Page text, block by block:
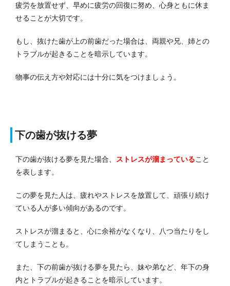
疲労を放置せず、早めに疲労の回復に努め、心身ともに休ま
せることが大切です。
もし、抜けた歯が上の前歯だった場合は、両親や兄、姉との
トラブルが起きることを暗示しています。
物事の伝え方や対応には十分に気をつけましょう。
下の歯が抜ける夢
下の歯が抜ける夢を見た場合、 ストレスが溜まっていること
を表します。
この夢を見た人は、疲れやストレスを放置して、頑張り続け
ている人が多い傾向があるのです。
ストレスが溜まると、心に余裕がなくなり、八つ当たりをし
てしまうことも。
また、下の前歯が抜ける夢を見たら、妹や弟など、年下の身
内とトラブルが起きることを暗示しています。